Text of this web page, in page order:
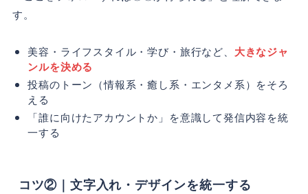
す。
美容・ライフスタイル・学び・旅行など、 大きなジャ
ンルを決める
投稿のトーン（情報系・癒し系・エンタメ系）をそろ
える
「誰に向けたアカウントか」を意識して発信内容を統
一する
コツ②｜文字入れ・デザインを統一する